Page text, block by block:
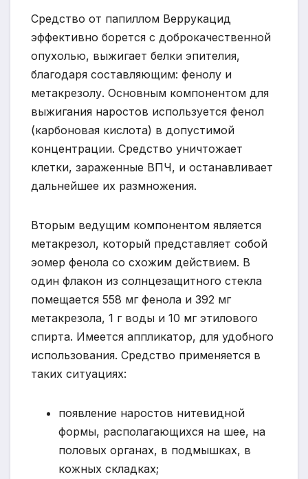
Средство от папиллом Веррукацид
эффективно борется с доброкачественной
опухолью, выжигает белки эпителия,
благодаря составляющим: фенолу и
метакрезолу. Основным компонентом для
выжигания наростов используется фенол
(карбоновая кислота) в допустимой
концентрации. Средство уничтожает
клетки, зараженные ВПЧ, и останавливает
дальнейшее их размножения.
Вторым ведущим компонентом является
метакрезол, который представляет собой
эомер фенола со схожим действием. В
один флакон из солнцезащитного стекла
помещается 558 мг фенола и 392 мг
метакрезола, 1 г воды и 10 мг этилового
спирта. Имеется аппликатор, для удобного
использования. Средство применяется в
таких ситуациях:
появление наростов нитевидной
формы, располагающихся на шее, на
половых органах, в подмышках, в
кожных складках;